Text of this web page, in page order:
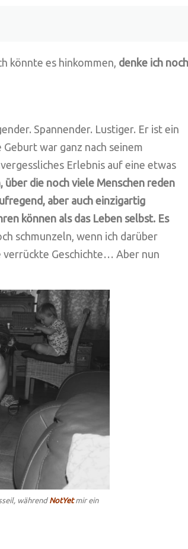
könnte es hinkommen, denke ich noch
Spannender. Lustiger. Er ist ein
war ganz nach seinem
Erlebnis auf eine etwas
die noch viele Menschen reden
aber auch einzigartig
können als das Leben selbst. Es
schmunzeln, wenn ich darüber
Geschichte… Aber nun
während NotYetmir ein